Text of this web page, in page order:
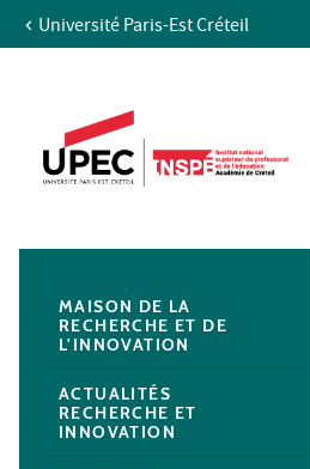
Aller au contenu
Recherche
Navigation secondaire
Université Paris-Est Créteil
MAISON DE LA
RECHERCHE ET DE
L'INNOVATION
ACTUALITÉS
RECHERCHE ET
INNOVATION